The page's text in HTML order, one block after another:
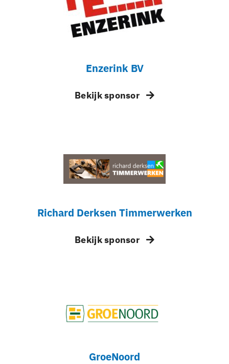
Enzerink BV
Bekijk sponsor
Richard Derksen Timmerwerken
Bekijk sponsor
GroeNoord